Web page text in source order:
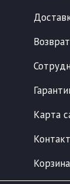
Возврат
Карта
Корзина